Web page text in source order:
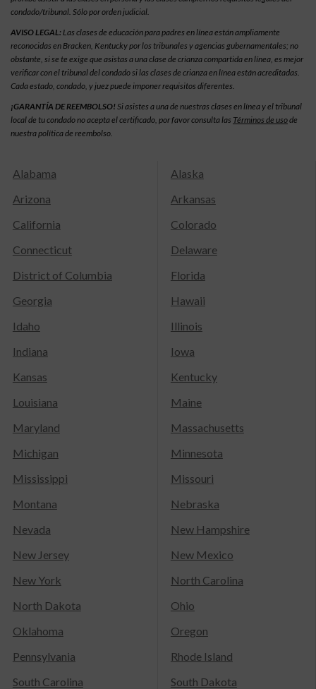
condado/tribunal. Sólo por orden judicial.
AVISO LEGAL:Las clases de educación para padres en línea están ampliamente
reconocidas en Bracken, Kentucky por los tribunales y agencias gubernamentales; no
obstante, si se te exige que asistas a una clase de crianza compartida en línea, es mejor
verificar con el tribunal del condado si las clases de crianza en línea están acreditadas.
Cada estado, condado, y juez puede imponer requisitos diferentes.
¡GARANTÍA DE REEMBOLSO! Si asistes a una de nuestras clases en línea y el tribunal
local de tu condado no acepta el certificado, por favor consulta las Términos de usode
nuestra política de reembolso.
Alabama
Alaska
Arizona
Arkansas
California
Colorado
Connecticut
Delaware
District of Columbia
Florida
Georgia
Hawaii
Idaho
Illinois
Indiana
Iowa
Kansas
Kentucky
Louisiana
Maine
Maryland
Massachusetts
Michigan
Minnesota
Mississippi
Missouri
Montana
Nebraska
Nevada
New Hampshire
New Jersey
New Mexico
New York
North Carolina
North Dakota
Ohio
Oklahoma
Oregon
Pennsylvania
Rhode Island
South Carolina
South Dakota